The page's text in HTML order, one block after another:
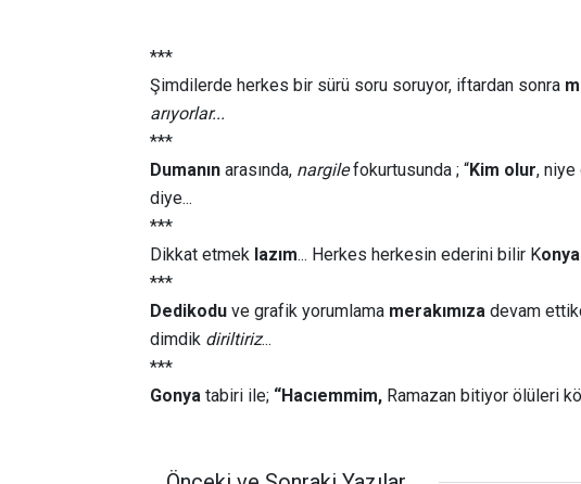
***
Şimdilerde herkes bir sürü soru soruyor, iftardan sonra
arıyorlar...
***
Dumanın arasında, nargile fokurtusunda ; “Kim olur, niye
diye...
***
Dikkat etmek lazım... Herkes herkesin ederini bilir K
***
Dedikodu ve grafik yorumlama merakımıza devam
dimdik diriltiriz...
***
Gonya tabiri ile; “Hacıemmim, Ramazan bitiyor ölüleri